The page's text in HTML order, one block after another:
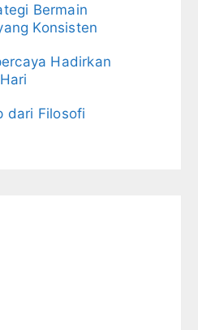
Bermain
Konsisten
Hadirkan
dari Filosofi